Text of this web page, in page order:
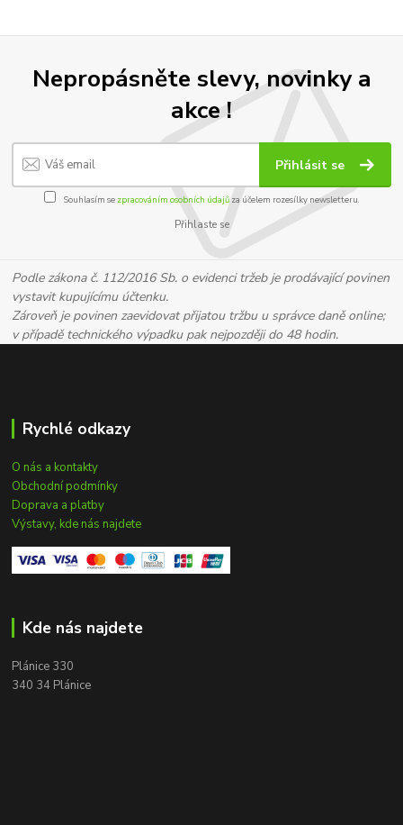
Nepropásněte slevy, novinky a
akce !
Přihlásit se
Souhlasím se zpracováním osobních údajůza účelem rozesílky newsletteru.
Přihlaste se
Podle zákona č. 112/2016 Sb. o evidenci tržeb je prodávající povinen
vystavit kupujícímu účtenku.
Zároveň je povinen zaevidovat přijatou tržbu u správce daně online;
v případě technického výpadku pak nejpozději do 48 hodin.
Rychlé odkazy
O nás a kontakty
Obchodní podmínky
Doprava a platby
Výstavy, kde nás najdete
Kde nás najdete
Plánice 330
340 34 Plánice